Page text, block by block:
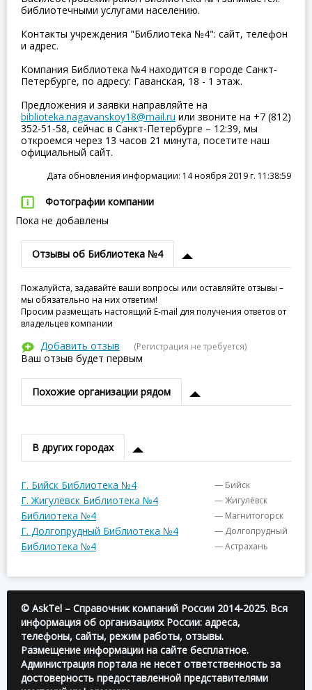
библиотечными услугами населению.
Контакты учреждения "Библиотека №4": сайт, телефон
и адрес.
Компания Библиотека №4 находится в городе Санкт-
Петербурге, по адресу: Гаванская, 18 - 1 этаж.
Предложения и заявки направляйте на
biblioteka.nagavanskoy18@mail.ru или звоните на +7 (812)
352-51-58, сейчас в Санкт-Петербурге – 12:39, мы
откроемся через 13 часов 21 минута, посетите наш
официальный сайт.
Дата обновления информации: 14 ноября 2019 г. 11:38:59
Фотографии компании
Пока не добавлены
Отзывы об Библиотека №4
Пожалуйста, задавайте ваши вопросы или оставляйте отзывы –
мы обязательно на них ответим!
Просим размещать настоящий E-mail для получения ответов от
владельцев компании
Добавить отзыв (Регистрация не требуется)
Ваш отзыв будет первым
Похожие организации рядом
В других городах
Г. Бийск Библиотека №4 — Бийск
Г. Жигулёвск Библиотека №4 — Жигулёвск
Библиотека №4 — Магнитогорск
Г. Долгопрудный Библиотека №4 — Долгопрудный
Библиотека №4 — Астрахань
© AskTel – Справочник компаний России 2014-2025. Вся
информация об организациях России: адреса,
телефоны, сайты, режим работы, отзывы.
Размещение информации на сайте бесплатное.
Администрация портала не несет ответственность за
достоверность предоставленной представителями